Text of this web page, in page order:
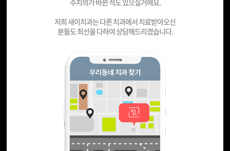
저희 새이치과는 다른 치과에서 치료받아오신
분들도 최선을 다하여 상담해드리겠습니다.